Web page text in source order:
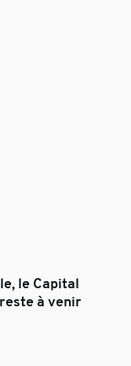
le Capital
à venir